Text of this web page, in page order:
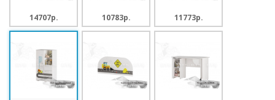
14707p. 10783p. 11773p.